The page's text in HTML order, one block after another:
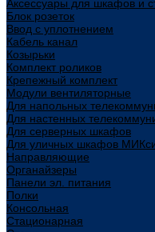
Аксессуары для шкафов и
Блок розеток
Ввод с уплотнением
Кабель канал
Козырьки
Комплект роликов
Крепежный комплект
Модули вентиляторные
Для напольных
Для настенных
Для серверных шкафов
Для уличных шкафов
Направляющие
Органайзеры
Панели эл. питания
Полки
Консольная
Стационарная